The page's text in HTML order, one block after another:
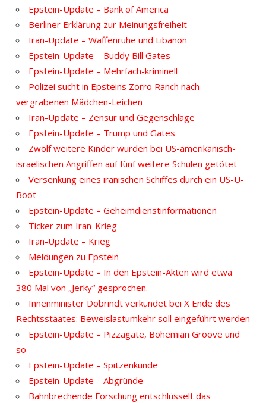
Epstein-Update – Bank of America
Berliner Erklärung zur Meinungsfreiheit
Iran-Update – Waffenruhe und Libanon
Epstein-Update – Buddy Bill Gates
Epstein-Update – Mehrfach-kriminell
Polizei sucht in Epsteins Zorro Ranch nach
vergrabenen Mädchen-Leichen
Iran-Update – Zensur und Gegenschläge
Epstein-Update – Trump und Gates
Zwölf weitere Kinder wurden bei US-amerikanisch-
israelischen Angriffen auf fünf weitere Schulen getötet
Versenkung eines iranischen Schiffes durch ein US-U-
Boot
Epstein-Update – Geheimdienstinformationen
Ticker zum Iran-Krieg
Iran-Update – Krieg
Meldungen zu Epstein
Epstein-Update – In den Epstein-Akten wird etwa
380 Mal von „Jerky“ gesprochen.
Innenminister Dobrindt verkündet bei X Ende des
Rechtsstaates: Beweislastumkehr soll eingeführt werden
Epstein-Update – Pizzagate, Bohemian Groove und
so
Epstein-Update – Spitzenkunde
Epstein-Update – Abgründe
Bahnbrechende Forschung entschlüsselt das